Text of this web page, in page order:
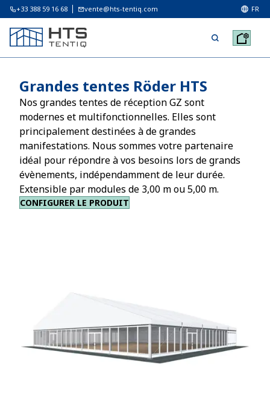
+33 388 59 16 68 vente@hts-tentiq.com FR
Grandes tentes Röder HTS
Nos grandes tentes de réception GZ sont
modernes et multifonctionnelles. Elles sont
principalement destinées à de grandes
manifestations. Nous sommes votre partenaire
idéal pour répondre à vos besoins lors de grands
évènements, indépendamment de leur durée.
Extensible par modules de 3,00 m ou 5,00 m.
CONFIGURER LE PRODUIT